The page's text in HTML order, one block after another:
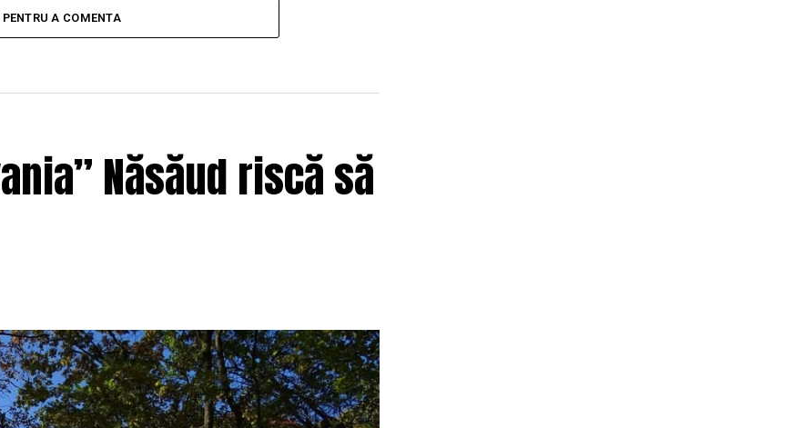
A COMENTA
Năsăud riscă să